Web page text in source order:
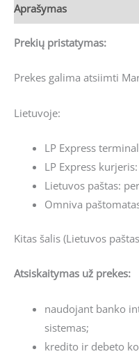
Aprašymas
Prekių pristatymas:
Prekes galima atsiimti
Lietuvoje:
LP Express
LP Express
Lietuvos paštas:
Omniva
Kitas šalis (Lietuvos
Atsiskaitymas už prekes:
naudojant banko
sistemas;
kredito ir debeto